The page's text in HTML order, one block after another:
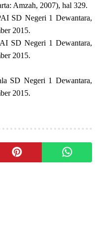
Amzah, 2007), hal 329.
SD Negeri 1 Dewantara,
2015.
SD Negeri 1 Dewantara,
2015.
SD Negeri 1 Dewantara,
2015.